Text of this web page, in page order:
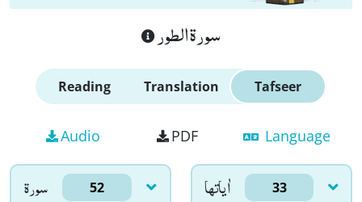
سورة الطور
Reading Translation Tafseer
Audio PDF Language
سورۃ 52 اٰياتها 33